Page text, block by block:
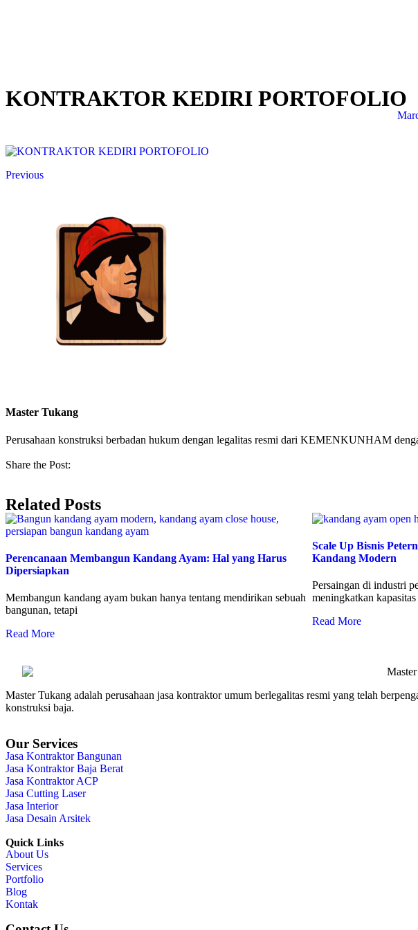
KONTRAKTOR KEDIRI PORTOFOLIO
Previous
Master Tukang
Perusahaan konstruksi berbadan hukum dengan legalitas resmi dari KEMENKUNHAM
Share the Post:
Related Posts
Perencanaan Membangun Kandang Ayam: Hal yang Harus
Dipersiapkan
Membangun kandang ayam bukan hanya tentang mendirikan sebuah
bangunan, tetapi
Read More
Scale Up Bisnis
Kandang Modern
Persaingan di industri
meningkatkan kapasitas
Read More
Master Tukang adalah perusahaan jasa kontraktor umum berlegalitas resmi yang telah
konstruksi baja.
Our Services
Jasa Kontraktor Bangunan
Jasa Kontraktor Baja Berat
Jasa Kontraktor ACP
Jasa Cutting Laser
Jasa Interior
Jasa Desain Arsitek
Quick Links
About Us
Services
Portfolio
Blog
Kontak